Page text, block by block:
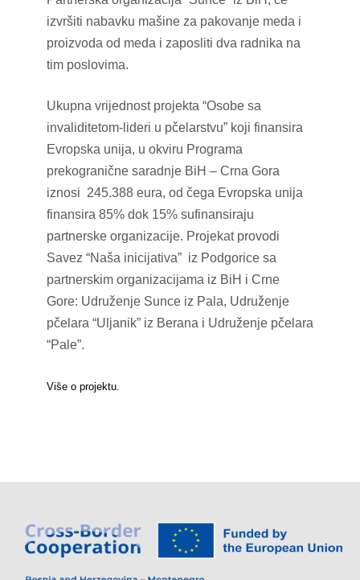
izvršiti nabavku mašine za pakovanje meda i
proizvoda od meda i zaposliti dva radnika na
tim poslovima.
Ukupna vrijednost projekta “Osobe sa
invaliditetom-lideri u pčelarstvu” koji finansira
Evropska unija, u okviru Programa
prekogranične saradnje BiH – Crna Gora
iznosi 245.388 eura, od čega Evropska unija
finansira 85% dok 15% sufinansiraju
partnerske organizacije. Projekat provodi
Savez “Naša inicijativa” iz Podgorice sa
partnerskim organizacijama iz BiH i Crne
Gore: Udruženje Sunce iz Pala, Udruženje
pčelara “Uljanik” iz Berana i Udruženje pčelara
“Pale”.
Više o projektu.